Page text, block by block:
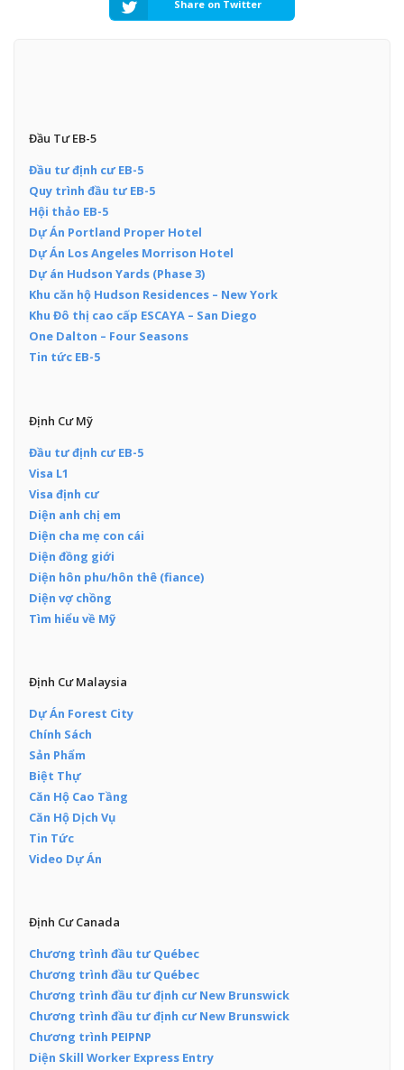
Share on Twitter
Đầu Tư EB-5
Đầu tư định cư EB-5
Quy trình đầu tư EB-5
Hội thảo EB-5
Dự Án Portland Proper Hotel
Dự Án Los Angeles Morrison Hotel
Dự án Hudson Yards (Phase 3)
Khu căn hộ Hudson Residences – New York
Khu Đô thị cao cấp ESCAYA – San Diego
One Dalton – Four Seasons
Tin tức EB-5
Định Cư Mỹ
Đầu tư định cư EB-5
Visa L1
Visa định cư
Diện anh chị em
Diện cha mẹ con cái
Diện đồng giới
Diện hôn phu/hôn thê (fiance)
Diện vợ chồng
Tìm hiểu về Mỹ
Định Cư Malaysia
Dự Án Forest City
Chính Sách
Sản Phẩm
Biệt Thự
Căn Hộ Cao Tầng
Căn Hộ Dịch Vụ
Tin Tức
Video Dự Án
Định Cư Canada
Chương trình đầu tư Québec
Chương trình đầu tư Québec
Chương trình đầu tư định cư New Brunswick
Chương trình đầu tư định cư New Brunswick
Chương trình PEIPNP
Diện Skill Worker Express Entry